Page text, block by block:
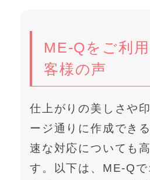
ME-Qをご利
客様の声
仕上がりの美しさや
ージ通りに作成でき
速な対応についても
す。以下は、ME-Q